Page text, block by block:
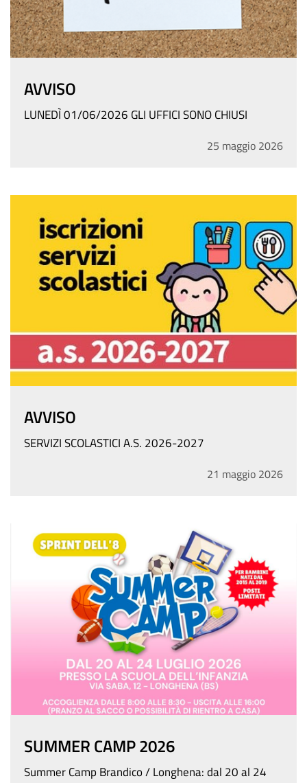
AVVISO
LUNEDÌ 01/06/2026 GLI UFFICI SONO CHIUSI
25 maggio 2026
AVVISO
SERVIZI SCOLASTICI A.S. 2026-2027
21 maggio 2026
SUMMER CAMP 2026
Summer Camp Brandico / Longhena: dal 20 al 24